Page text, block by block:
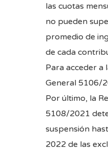
las cuotas
no pueden
promedio de
de cada
Para acceder a
General 5106/
Por último, la
5108/2021
suspensión
2022 de las